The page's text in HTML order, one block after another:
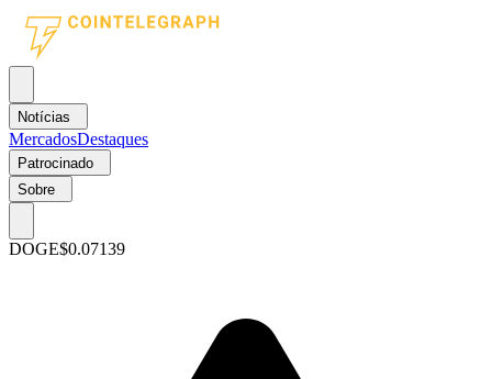
Notícias
MercadosDestaques
Patrocinado
Sobre
DOGE$0.07139